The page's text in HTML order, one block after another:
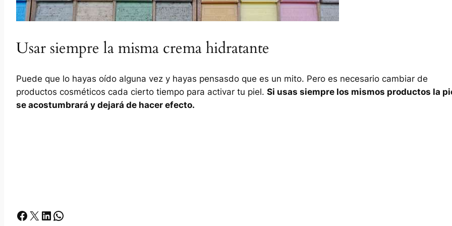
Usar siempre la misma crema hidratante
Puede que lo hayas oído alguna vez y hayas pensasdo que es un mito. Pero es necesario cambiar de
productos cosméticos cada cierto tiempo para activar tu piel. Si usas siempre los mismos productos la
se acostumbrará y dejará de hacer efecto.
Facebook X LinkedIn Whatsapp